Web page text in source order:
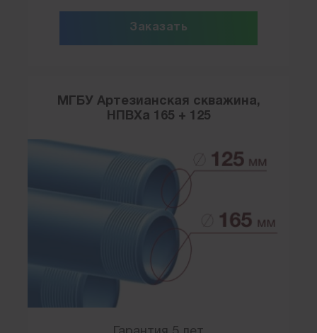
Заказать
МГБУ Артезианская скважина,
НПВХа 165 + 125